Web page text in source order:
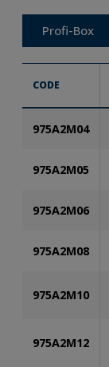
Profi-Box
CODE
975A2M04
975A2M05
975A2M06
975A2M08
975A2M10
975A2M12